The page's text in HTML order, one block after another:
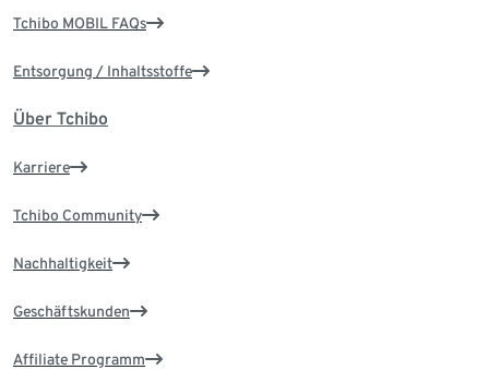
Tchibo MOBIL FAQs
Entsorgung / Inhaltsstoffe
Über Tchibo
Karriere
Tchibo Community
Nachhaltigkeit
Geschäftskunden
Affiliate Programm